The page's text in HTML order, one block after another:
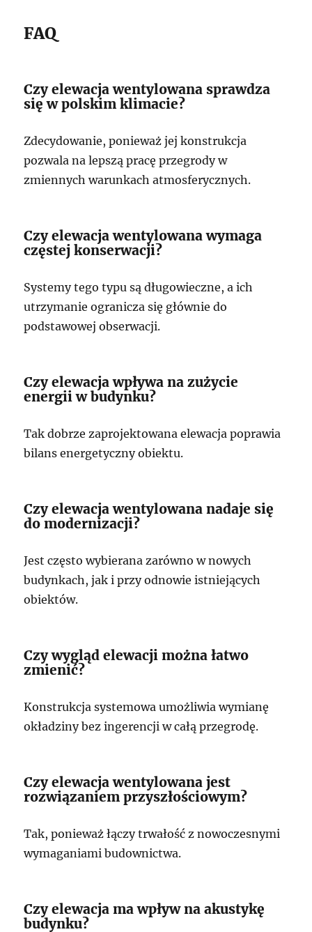
FAQ
Czy elewacja wentylowana sprawdza
się w polskim klimacie?
Zdecydowanie, ponieważ jej konstrukcja
pozwala na lepszą pracę przegrody w
zmiennych warunkach atmosferycznych.
Czy elewacja wentylowana wymaga
częstej konserwacji?
Systemy tego typu są długowieczne, a ich
utrzymanie ogranicza się głównie do
podstawowej obserwacji.
Czy elewacja wpływa na zużycie
energii w budynku?
Tak dobrze zaprojektowana elewacja poprawia
bilans energetyczny obiektu.
Czy elewacja wentylowana nadaje się
do modernizacji?
Jest często wybierana zarówno w nowych
budynkach, jak i przy odnowie istniejących
obiektów.
Czy wygląd elewacji można łatwo
zmienić?
Konstrukcja systemowa umożliwia wymianę
okładziny bez ingerencji w całą przegrodę.
Czy elewacja wentylowana jest
rozwiązaniem przyszłościowym?
Tak, ponieważ łączy trwałość z nowoczesnymi
wymaganiami budownictwa.
Czy elewacja ma wpływ na akustykę
budynku?